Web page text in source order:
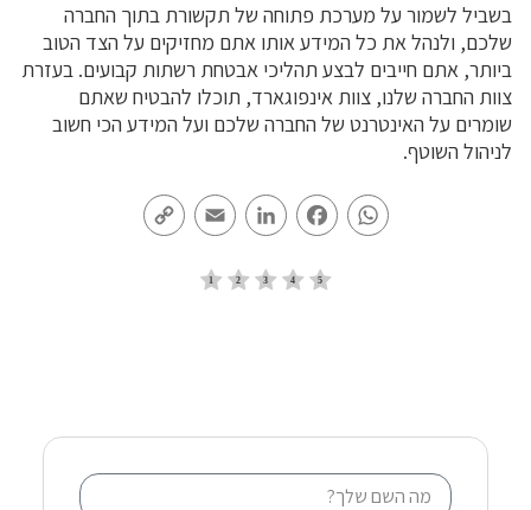
בשביל לשמור על מערכת פתוחה של תקשורת בתוך החברה
שלכם, ולנהל את כל המידע אותו אתם מחזיקים על הצד הטוב
ביותר, אתם חייבים לבצע תהליכי אבטחת רשתות קבועים. בעזרת
צוות החברה שלנו, צוות אינפוגארד, תוכלו להבטיח שאתם
שומרים על האינטרנט של החברה שלכם ועל המידע הכי חשוב
לניהול השוטף.
WhatsApp
Facebook
LinkedIn
Email